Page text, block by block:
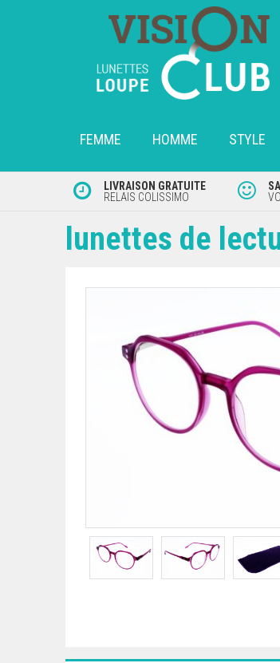
FEMME HOMME STYLE
LIVRAISON GRATUITE
RELAIS COLISSIMO
lunettes de